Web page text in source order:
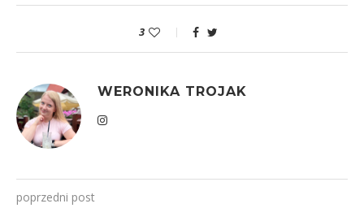
3
WERONIKA TROJAK
poprzedni post